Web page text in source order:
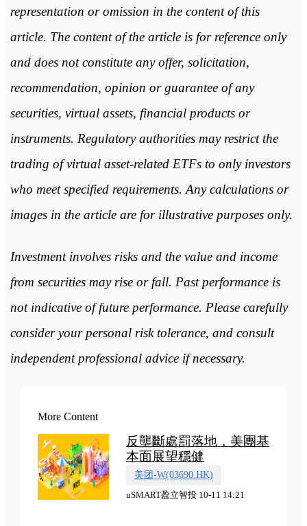
representation or omission in the content of this
article. The content of the article is for reference only
and does not constitute any offer, solicitation,
recommendation, opinion or guarantee of any
securities, virtual assets, financial products or
instruments. Regulatory authorities may restrict the
trading of virtual asset-related ETFs to only investors
who meet specified requirements. Any calculations or
images in the article are for illustrative purposes only.
Investment involves risks and the value and income
from securities may rise or fall. Past performance is
not indicative of future performance. Please carefully
consider your personal risk tolerance, and consult
independent professional advice if necessary.
More Content
反壟斷處罰落地，美團基
本面展望穩健
美团-W(03690.HK)
uSMART盈立智投 10-11 14:21